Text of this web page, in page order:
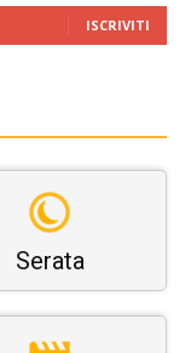
ISCRIVITI
Serata